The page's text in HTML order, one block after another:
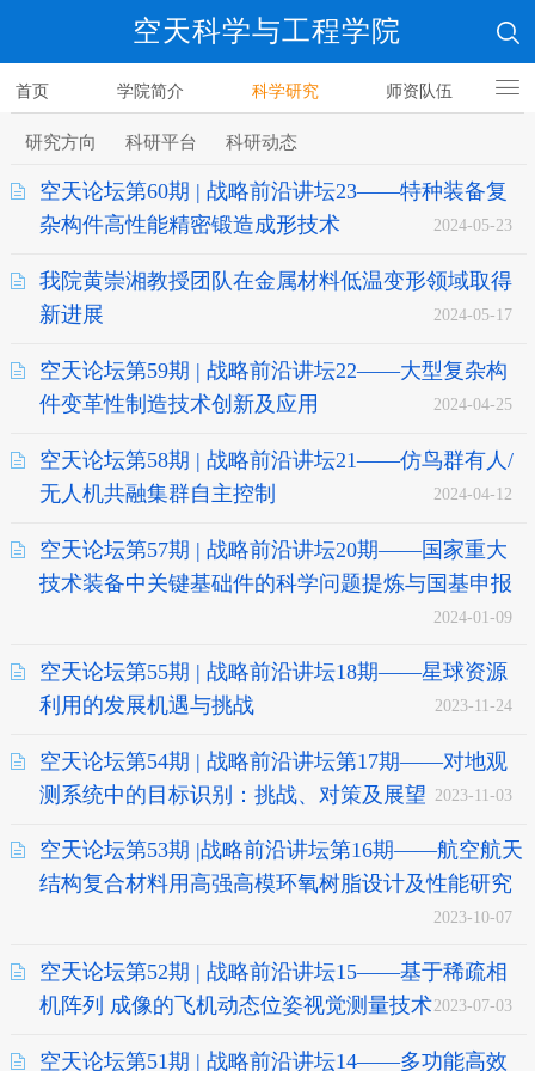
空天科学与工程学院
首页 学院简介 科学研究 师资队伍
人才培养
研究方向 科研平台 科研动态
空天论坛第60期 | 战略前沿讲坛23——特种装备复
杂构件高性能精密锻造成形技术
2024-05-23
我院黄崇湘教授团队在金属材料低温变形领域取得
新进展
2024-05-17
空天论坛第59期 | 战略前沿讲坛22——大型复杂构
件变革性制造技术创新及应用
2024-04-25
空天论坛第58期 | 战略前沿讲坛21——仿鸟群有人/
无人机共融集群自主控制
2024-04-12
空天论坛第57期 | 战略前沿讲坛20期——国家重大
技术装备中关键基础件的科学问题提炼与国基申报
2024-01-09
空天论坛第55期 | 战略前沿讲坛18期——星球资源
利用的发展机遇与挑战
2023-11-24
空天论坛第54期 | 战略前沿讲坛第17期——对地观
测系统中的目标识别：挑战、对策及展望 2023-11-03
空天论坛第53期 |战略前沿讲坛第16期——航空航天
结构复合材料用高强高模环氧树脂设计及性能研究
2023-10-07
空天论坛第52期 | 战略前沿讲坛15——基于稀疏相
机阵列 成像的飞机动态位姿视觉测量技术2023-07-03
空天论坛第51期 | 战略前沿讲坛14——多功能高效